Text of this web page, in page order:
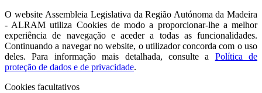
O website Assembleia Legislativa da Região Autónoma da Madeira
- ALRAM utiliza Cookies de modo a proporcionar-lhe a melhor
experiência de navegação e aceder a todas as funcionalidades.
Continuando a navegar no website, o utilizador concorda com o uso
deles. Para informação mais detalhada, consulte a
Política de
proteção de dados e de privacidade.
Cookies facultativos